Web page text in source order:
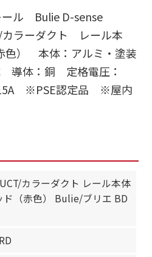
ール Bulie D-sense
ラーダクト レール本
） 本体：アルミ・塗装
導体：銅 定格電圧：
※PSE認定品 ※屋内
カラーダクト レール本体
ド（赤色） Bulie/ブリエ BD